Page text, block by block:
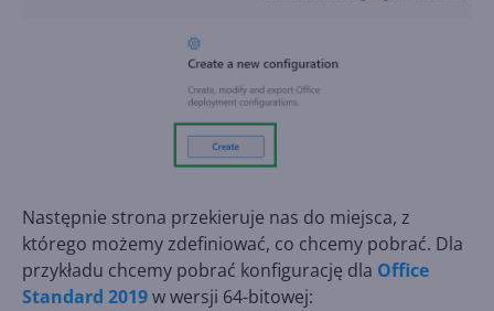
Następnie strona przekieruje nas do miejsca, z
którego możemy zdefiniować, co chcemy pobrać. Dla
przykładu chcemy pobrać konfigurację dla Office
Standard 2019w wersji 64-bitowej: